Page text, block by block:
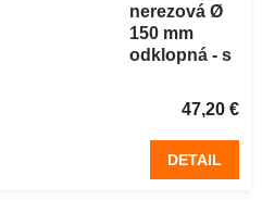
nerezová Ø
150 mm
odklopná - s
strieškou
47,20 €
DETAIL